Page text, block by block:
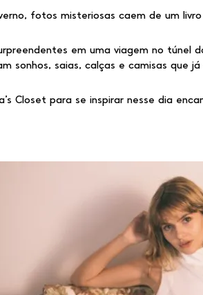
fotos misteriosas caem de um
em uma viagem no túnel
sonhos, saias, calças e camisas que
Closet para se inspirar nesse dia